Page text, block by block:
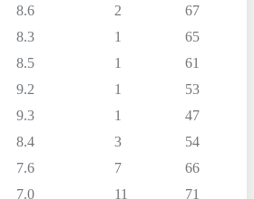
8.6 2
67
8.3 1
65
8.5 1
61
9.2 1
53
9.3 1
47
8.4 3
54
7.6 7
66
7.0 11
71